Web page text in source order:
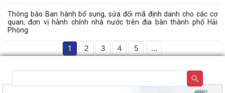
Thông báo Ban hành bổ sung, sửa đổi mã định danh cho các cơ
quan, đơn vị hành chính nhà nước trên địa bàn thành phố Hải
Phòng
1 2 3 4 5 ...